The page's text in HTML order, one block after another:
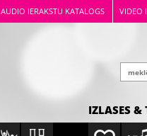
AUDIO IERAKSTU KATALOGS VIDEO
IZLASES &